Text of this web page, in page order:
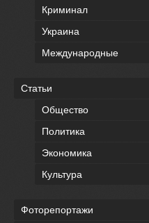
Криминал
Украина
Международные
Статьи
Общество
Политика
Экономика
Культура
Фоторепортажи